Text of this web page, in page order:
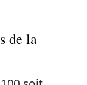
de la